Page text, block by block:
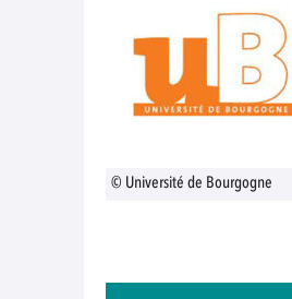
© Université de Bourgogne